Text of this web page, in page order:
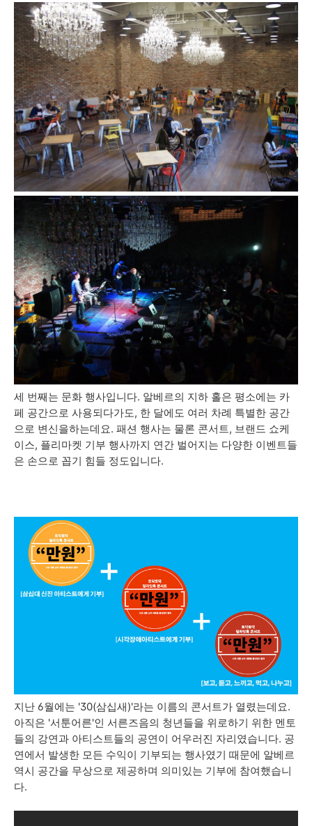
세 번째는 문화 행사입니다. 알베르의 지하 홀은 평소에는 카
페 공간으로 사용되다가도, 한 달에도 여러 차례 특별한 공간
으로 변신을하는데요. 패션 행사는 물론 콘서트, 브랜드 쇼케
이스, 플리마켓 기부 행사까지 연간 벌어지는 다양한 이벤트들
은 손으로 꼽기 힘들 정도입니다.
지난 6월에는 '30(삼십새)'라는 이름의 콘서트가 열렸는데요.
아직은 '서툰어른'인 서른즈음의 청년들을 위로하기 위한 멘토
들의 강연과 아티스트들의 공연이 어우러진 자리였습니다. 공
연에서 발생한 모든 수익이 기부되는 행사였기 때문에 알베르
역시 공간을 무상으로 제공하며 의미있는 기부에 참여했습니
다.